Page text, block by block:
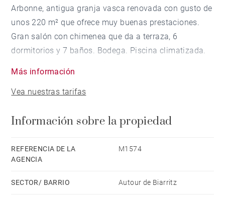
Arbonne, antigua granja vasca renovada con gusto de
unos 220 m² que ofrece muy buenas prestaciones.
Gran salón con chimenea que da a terraza, 6
dormitorios y 7 baños. Bodega. Piscina climatizada.
Más información
Vea nuestras tarifas
Información sobre la propiedad
REFERENCIA DE LA
AGENCIA
M1574
SECTOR/ BARRIO Autour de Biarritz